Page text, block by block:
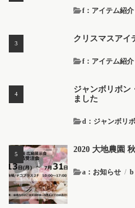
f：アイテム紹介
クリスマスアイ
f：アイテム紹介
ジャンボリボン
ました
d：ジャンボリ
2020 大地農園
a：お知らせ / b